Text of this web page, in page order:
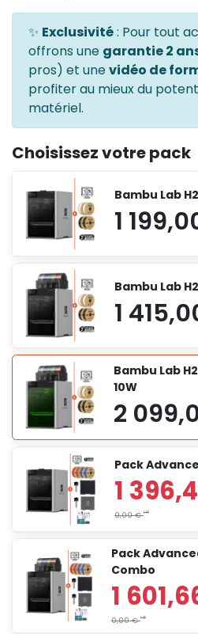
✨ Exclusivité: Pour tout
offrons une garantie 2
pros) et unevidéo de
profiter au mieux du
matériel.
Choisissez votre pack
Bambu Lab
1
Bambu Lab
Bambu Lab
10W
Pack
Pack
Combo